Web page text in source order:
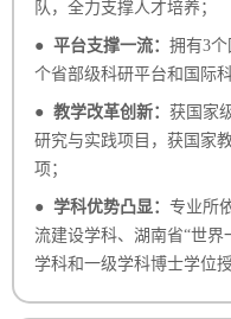
队，全力支撑人才培养；
● 平台支撑一流： 拥有3
个省部级科研平台和国际
● 教学改革创新： 获国家
研究与实践项目，获国家
项；
● 学科优势凸显： 专业所
流建设学科、湖南省“世
学科和一级学科博士学位